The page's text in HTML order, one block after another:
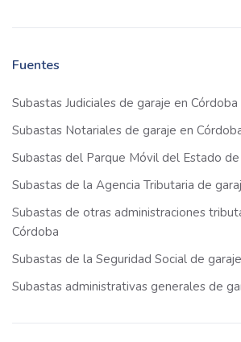
Fuentes
Subastas Judiciales de garaje en Córdoba
Subastas Notariales de garaje en
Subastas del Parque Móvil del Estado
Subastas de la Agencia Tributaria de
Subastas de otras administraciones
Córdoba
Subastas de la Seguridad Social de
Subastas administrativas generales de